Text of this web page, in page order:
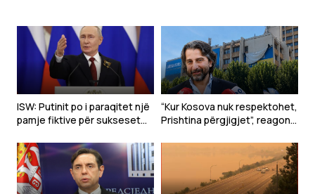
ISW: Putinit po i paraqitet një
pamje fiktive për sukseset
“Kur Kosova nuk respektohet,
Prishtina përgjigjet”, reagon
Zelenskyt në Beograd